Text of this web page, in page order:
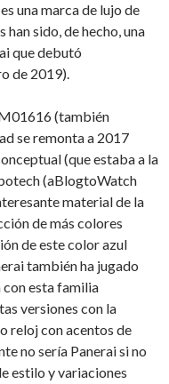
una marca de lujo de
sido, de hecho, una
que debutó
de 2019).
(también
se remonta a 2017
(que estaba a la
(aBlogtoWatch
material de la
de más colores
de este color azul
también ha jugado
con esta familia
versiones con la
reloj con acentos de
no sería Panerai si no
estilo y variaciones